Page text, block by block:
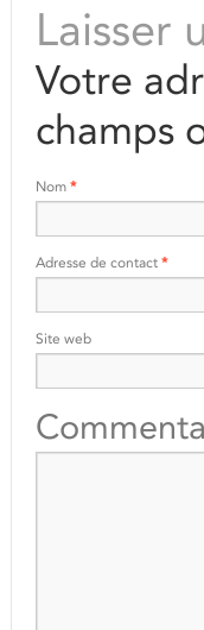
Laisser
Votre
champs
Nom *
Adresse de contact *
Site web